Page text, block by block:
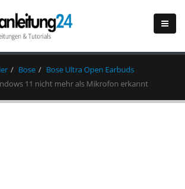
Bose
Bose Ultra Open Earbuds
11 nicht mehr als Mikrofon erkannt